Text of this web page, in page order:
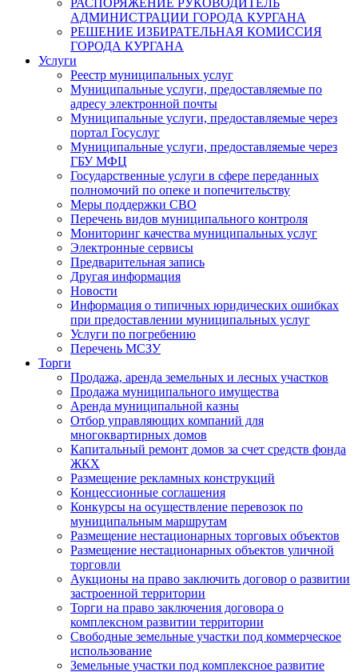
РАСПОРЯЖЕНИЕ РУКОВОДИТЕЛЬ
АДМИНИСТРАЦИИ ГОРОДА КУРГАНА
РЕШЕНИЕ ИЗБИРАТЕЛЬНАЯ КОМИССИЯ
ГОРОДА КУРГАНА
Услуги
Реестр муниципальных услуг
Муниципальные услуги, предоставляемые по
адресу электронной почты
Муниципальные услуги, предоставляемые через
портал Госуслуг
Муниципальные услуги, предоставляемые через
ГБУ МФЦ
Государственные услуги в сфере переданных
полномочий по опеке и попечительству
Меры поддержки СВО
Перечень видов муниципального контроля
Мониторинг качества муниципальных услуг
Электронные сервисы
Предварительная запись
Другая информация
Новости
Информация о типичных юридических ошибках
при предоставлении муниципальных услуг
Услуги по погребению
Перечень МСЗУ
Торги
Продажа, аренда земельных и лесных участков
Продажа муниципального имущества
Аренда муниципальной казны
Отбор управляющих компаний для
многоквартирных домов
Капитальный ремонт домов за счет средств фонда
ЖКХ
Размещение рекламных конструкций
Концессионные соглашения
Конкурсы на осуществление перевозок по
муниципальным маршрутам
Размещение нестационарных торговых объектов
Размещение нестационарных объектов уличной
торговли
Аукционы на право заключить договор о развитии
застроенной территории
Торги на право заключения договора о
комплексном развитии территории
Свободные земельные участки под коммерческое
использование
Земельные участки под комплексное развитие